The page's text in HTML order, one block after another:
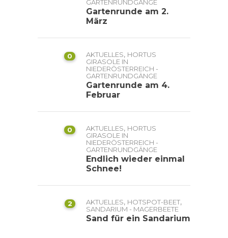
GARTENRUNDGÄNGE
Gartenrunde am 2.
März
0 AKTUELLES, HORTUS
GIRASOLE IN
NIEDERÖSTERREICH -
GARTENRUNDGÄNGE
Gartenrunde am 4.
Februar
0 AKTUELLES, HORTUS
GIRASOLE IN
NIEDERÖSTERREICH -
GARTENRUNDGÄNGE
Endlich wieder einmal
Schnee!
2 AKTUELLES, HOTSPOT-BEET,
SANDARIUM - MAGERBEETE
Sand für ein Sandarium